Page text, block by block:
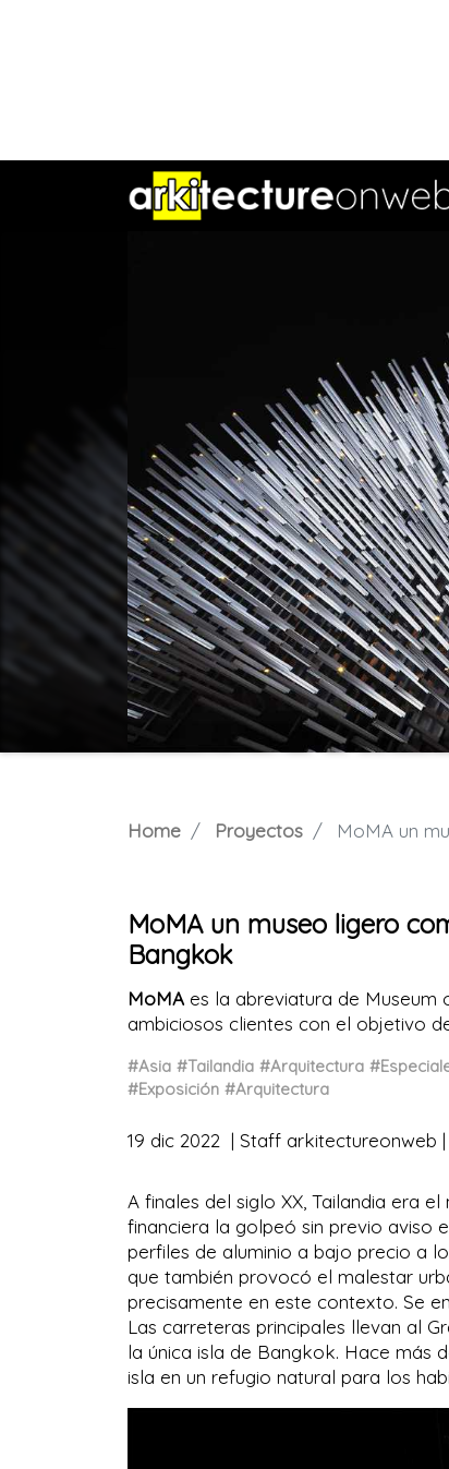
Home Proyectos MoMA un
MoMA un museo ligero
Bangkok
MoMA es la abreviatura de Museum
ambiciosos clientes con el objetivo
#Asia #Tailandia #Arquitectura
#Exposición #Arquitectura
19 dic 2022 Staff arkitectureonweb
A finales del siglo XX, Tailandia era
financiera la golpeó sin previo aviso
perfiles de aluminio a bajo precio a
que también provocó el malestar
precisamente en este contexto. Se
Las carreteras principales llevan al
la única isla de Bangkok. Hace más
isla en un refugio natural para los